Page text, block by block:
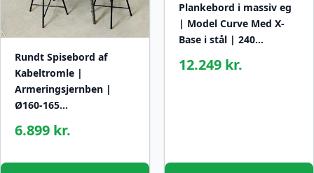
Rundt Spisebord af
Kabeltromle |
Armeringsjernben |
Ø160-165…
6.899 kr.
Plankebord i massiv eg
| Model Curve Med X-
Base i stål | 240…
12.249 kr.